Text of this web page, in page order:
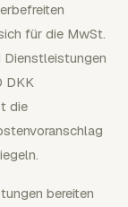
für die MwSt.
Dienstleistungen
DKK
die
bereiten